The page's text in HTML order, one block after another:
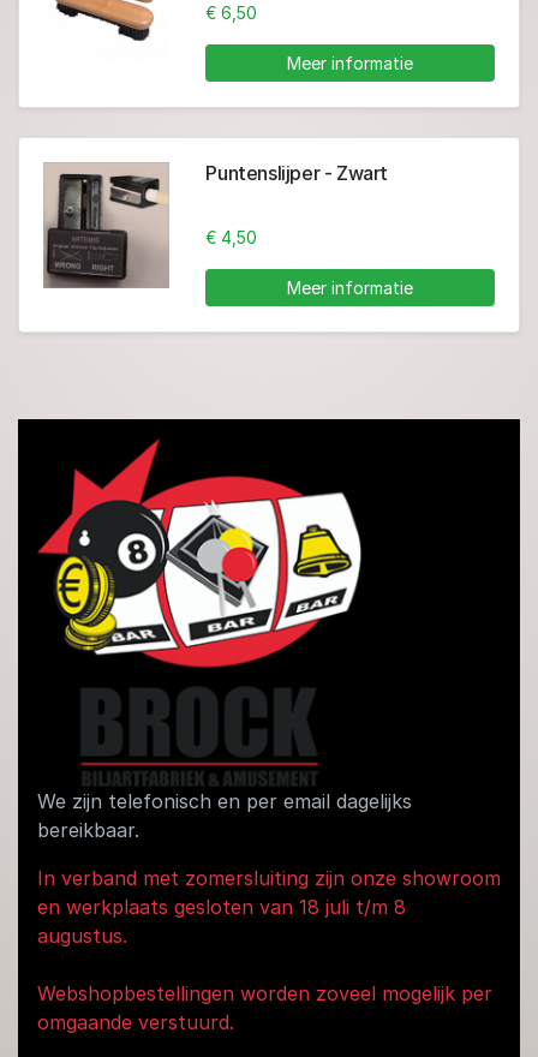
€ 6,50
Meer informatie
Puntenslijper - Zwart
€ 4,50
Meer informatie
We zijn telefonisch en per email dagelijks
bereikbaar.
In verband met zomersluiting zijn onze showroom
en werkplaats gesloten van 18 juli t/m 8
augustus.
Webshopbestellingen worden zoveel mogelijk per
omgaande verstuurd.